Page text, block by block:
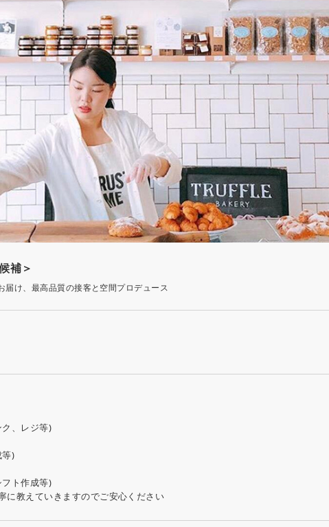
補＞
届け、最高品質の接客と空間プロデュース
、レジ等)
等)
ト作成等)
に教えていきますのでご安心ください